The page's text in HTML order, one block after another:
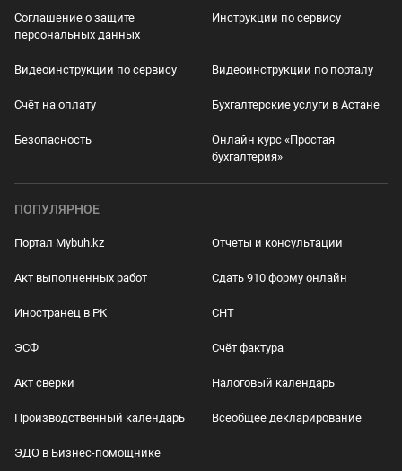
Соглашение о защите
персональных данных
Инструкции по сервису
Видеоинструкции по сервису Видеоинструкции по порталу
Счёт на оплату Бухгалтерские услуги в Астане
Безопасность
Онлайн курс «Простая
бухгалтерия»
ПОПУЛЯРНОЕ
Портал Mybuh.kz Отчеты и консультации
Акт выполненных работ Сдать 910 форму онлайн
Иностранец в РК СНТ
ЭСФ Счёт фактура
Акт сверки Налоговый календарь
Производственный календарь Всеобщее декларирование
ЭДО в Бизнес-помощнике